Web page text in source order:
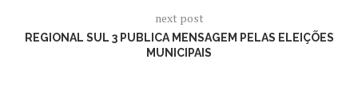
next post
REGIONAL SUL 3 PUBLICA MENSAGEM PELAS ELEIÇÕES
MUNICIPAIS